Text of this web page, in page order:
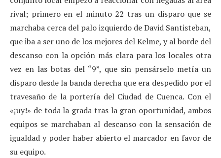
rival; primero en el minuto 22 tras un disparo que se
marchaba cerca del palo izquierdo de David Santisteban,
que iba a ser uno de los mejores del Kelme, y al borde del
descanso con la opción más clara para los locales otra
vez en las botas del “9”, que sin pensárselo metía un
disparo desde la banda derecha que era despedido por el
travesaño de la portería del Ciudad de Cuenca. Con el
«¡uy!» de toda la grada tras la gran oportunidad, ambos
equipos se marchaban al descanso con la sensación de
igualdad y poder haber abierto el marcador en favor de
su equipo.